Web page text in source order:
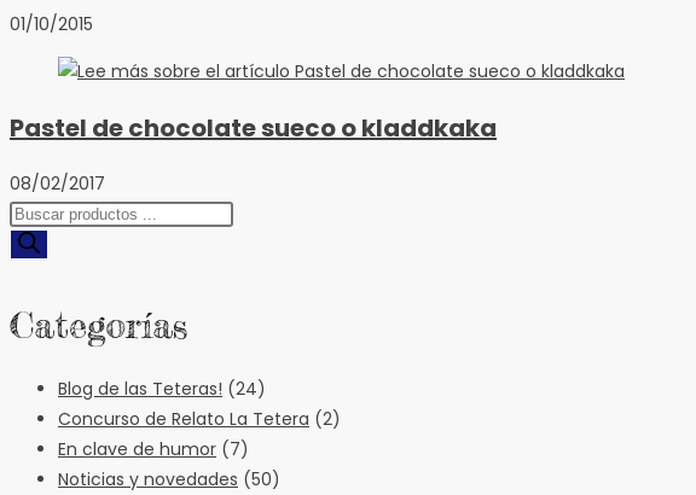
01/10/2015
Pastel de chocolate sueco o kladdkaka
08/02/2017
Búsqueda
de
Categorías
Blog de las Teteras! (24)
Concurso de Relato La Tetera (2)
En clave de humor (7)
Noticias y novedades (50)